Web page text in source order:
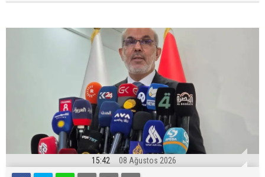
15:42 08 Ağustos 2026